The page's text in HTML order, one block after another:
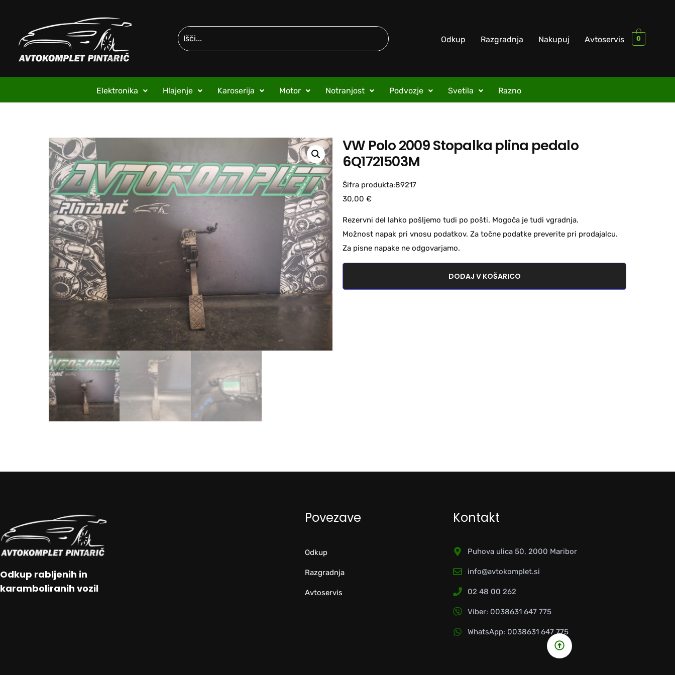
Odkup Razgradnja Nakupuj Avtoservis 0
Elektronika Hlajenje Karoserija Motor Notranjost Podvozje Svetila Razno
VW Polo 2009 Stopalka plina pedalo
6Q1721503M
Šifra produkta:89217
30,00 €
Rezervni del lahko pošljemo tudi po pošti. Mogoča je tudi vgradnja.
Možnost napak pri vnosu podatkov. Za točne podatke preverite pri prodajalcu.
Za pisne napake ne odgovarjamo.
DODAJ V KOŠARICO
Odkup rabljenih in
karamboliranih vozil
Povezave
Odkup
Razgradnja
Avtoservis
Kontakt
Puhova ulica 50, 2000 Maribor
info@avtokomplet.si
02 48 00 262
Viber: 0038631 647 775
WhatsApp: 0038631 647 775